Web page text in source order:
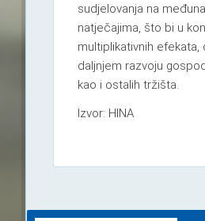
sudjelovanja na
natječajima, što bi u
multiplikativnih efekata,
daljnjem razvoju
kao i ostalih tržišta.
Izvor: HINA